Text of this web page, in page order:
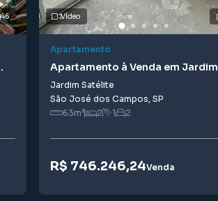
46 Vídeo
Apartamento
Apartamento à Venda em Jardim
Satélite
Jardim Satélite
São José dos Campos, SP
63m² 2 1 2
R$ 746.246,24Venda